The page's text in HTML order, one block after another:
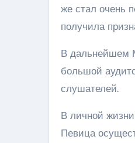
же стал очень
получила
В дальнейшем
большой
слушателей.
В личной
Певица